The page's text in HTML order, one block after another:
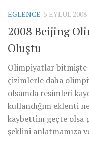
EĞLENCE 5 EYLÜL 2008
2008 Beijing
Oluştu
Olimpiyatlar bitmişte
çizimlerle daha
olsamda resimleri
kullandığım eklenti
kaybettim geçte olsa
şeklini anlatmamıza